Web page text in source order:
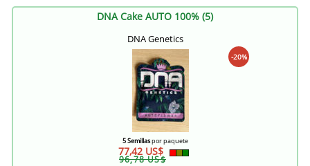
DNA Cake AUTO 100% (5)
DNA Genetics
-20%
5 Semillaspor paquete
77,42 US$
96,78 US$